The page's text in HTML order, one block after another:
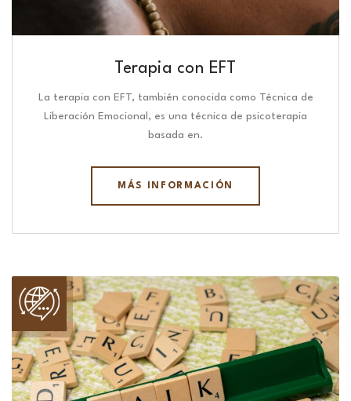
Terapia con EFT
La terapia con EFT, también conocida como Técnica de
Liberación Emocional, es una técnica de psicoterapia
basada en.
MÁS INFORMACIÓN